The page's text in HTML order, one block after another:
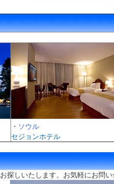
・ ソウル
セジョンホテル
探しいたします。お気軽にお問